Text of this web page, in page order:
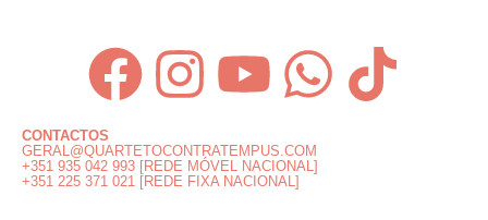
CONTACTOS
GERAL@QUARTETOCONTRATEMPUS.COM
+351 935 042 993 [REDE MÓVEL NACIONAL]
+351 225 371 021 [REDE FIXA NACIONAL]